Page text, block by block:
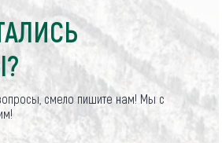
смело пишите нам! Мы с